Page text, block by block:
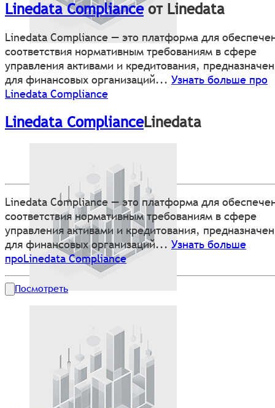
Linedata Complianceот Linedata
Linedata Compliance — это платформа для
соответствия нормативным требованиям в сфере
управления активами и кредитования,
для финансовых организаций... Узнать больше про
Linedata Compliance
Linedata ComplianceLinedata
Linedata Compliance — это платформа для
соответствия нормативным требованиям в сфере
управления активами и кредитования,
для финансовых организаций... Узнать больше
проLinedata Compliance
Посмотреть